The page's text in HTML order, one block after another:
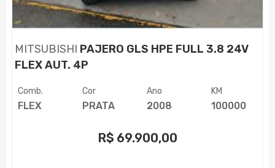
MITSUBISHI PAJERO GLS HPE FULL 3.8 24V
FLEX AUT. 4P
Comb.
FLEX
Cor
PRATA
Ano
2008
KM
100000
R$ 69.900,00